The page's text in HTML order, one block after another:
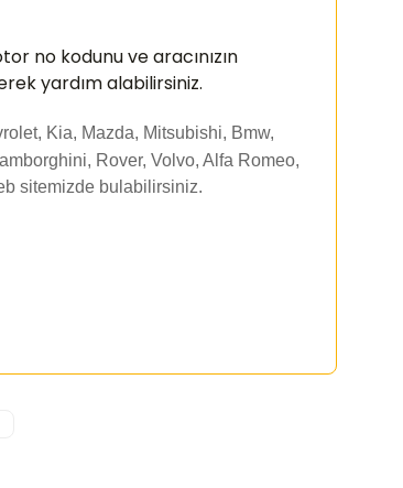
no kodunu ve aracınızın
yardım alabilirsiniz.
Kia, Mazda, Mitsubishi, Bmw,
Rover, Volvo, Alfa Romeo,
sitemizde bulabilirsiniz.